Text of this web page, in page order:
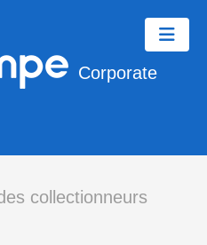
Corporate
collectionneurs